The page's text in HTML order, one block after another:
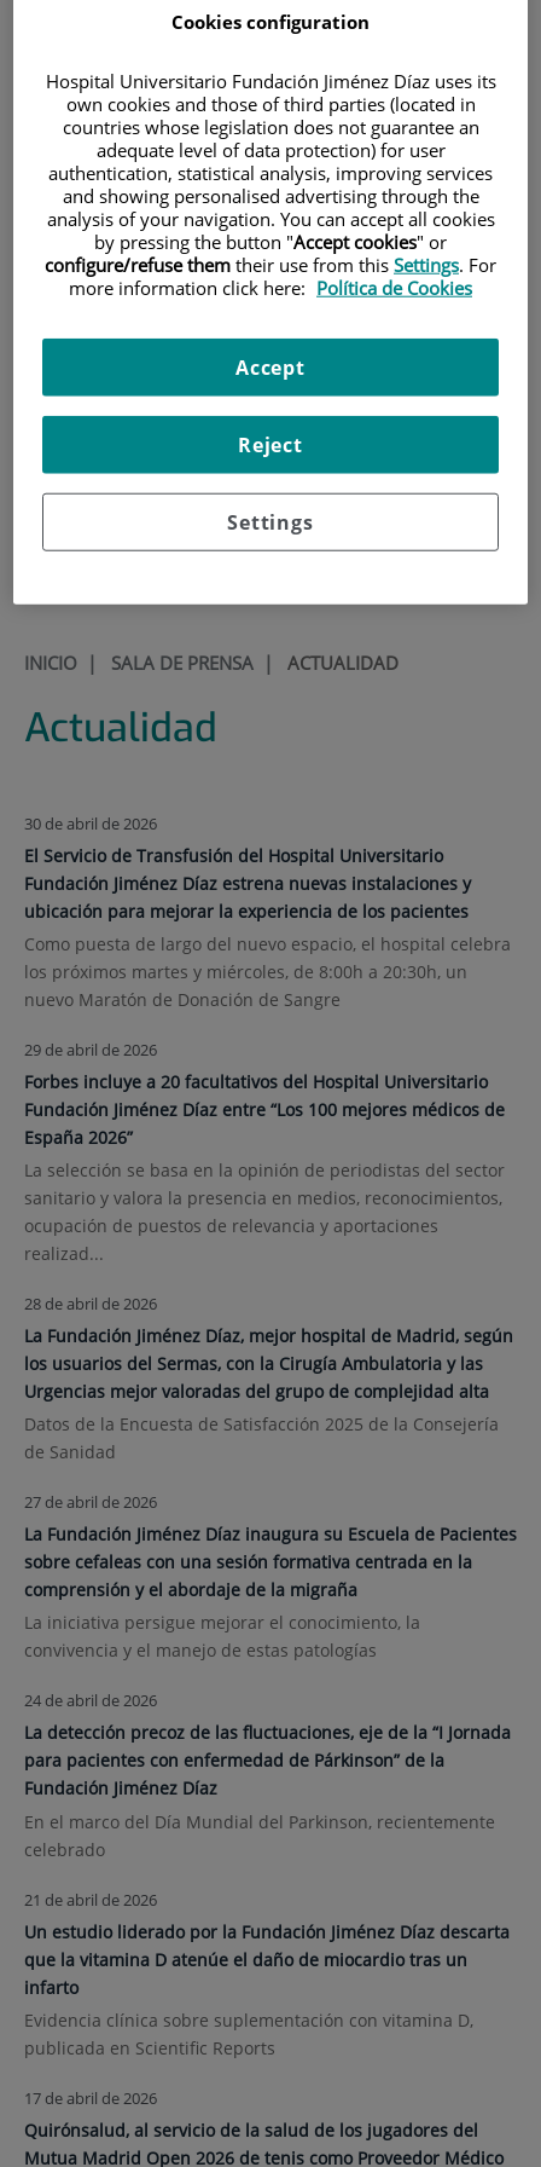
Investigación
Docencia
Teléfono de atención al usuario
INICIO| SALA DE PRENSA| ACTUALIDAD
Actualidad
30 de abril de 2026
El Servicio de Transfusión del Hospital Universitario
Fundación Jiménez Díaz estrena nuevas instalaciones y
ubicación para mejorar la experiencia de los pacientes
Como puesta de largo del nuevo espacio, el hospital celebra
los próximos martes y miércoles, de 8:00h a 20:30h, un
nuevo Maratón de Donación de Sangre
29 de abril de 2026
Forbes incluye a 20 facultativos del Hospital Universitario
Fundación Jiménez Díaz entre “Los 100 mejores médicos de
España 2026”
La selección se basa en la opinión de periodistas del sector
sanitario y valora la presencia en medios, reconocimientos,
ocupación de puestos de relevancia y aportaciones
realizad...
28 de abril de 2026
La Fundación Jiménez Díaz, mejor hospital de Madrid, según
los usuarios del Sermas, con la Cirugía Ambulatoria y las
Urgencias mejor valoradas del grupo de complejidad alta
Datos de la Encuesta de Satisfacción 2025 de la Consejería
de Sanidad
27 de abril de 2026
La Fundación Jiménez Díaz inaugura su Escuela de Pacientes
sobre cefaleas con una sesión formativa centrada en la
comprensión y el abordaje de la migraña
La iniciativa persigue mejorar el conocimiento, la
convivencia y el manejo de estas patologías
24 de abril de 2026
La detección precoz de las fluctuaciones, eje de la “I Jornada
para pacientes con enfermedad de Párkinson” de la
Fundación Jiménez Díaz
En el marco del Día Mundial del Parkinson, recientemente
celebrado
21 de abril de 2026
Un estudio liderado por la Fundación Jiménez Díaz descarta
que la vitamina D atenúe el daño de miocardio tras un
infarto
Evidencia clínica sobre suplementación con vitamina D,
publicada en Scientific Reports
17 de abril de 2026
Quirónsalud, al servicio de la salud de los jugadores del
Mutua Madrid Open 2026 de tenis como Proveedor Médico
Cookies configuration
Hospital Universitario Fundación Jiménez Díaz uses its
own cookies and those of third parties (located in
countries whose legislation does not guarantee an
adequate level of data protection) for user
authentication, statistical analysis, improving services
and showing personalised advertising through the
analysis of your navigation. You can accept all cookies
by pressing the button "Accept cookies" or
configure/refuse them their use from this Settings. For
more information click here: Política de Cookies
Settings
Reject
Accept